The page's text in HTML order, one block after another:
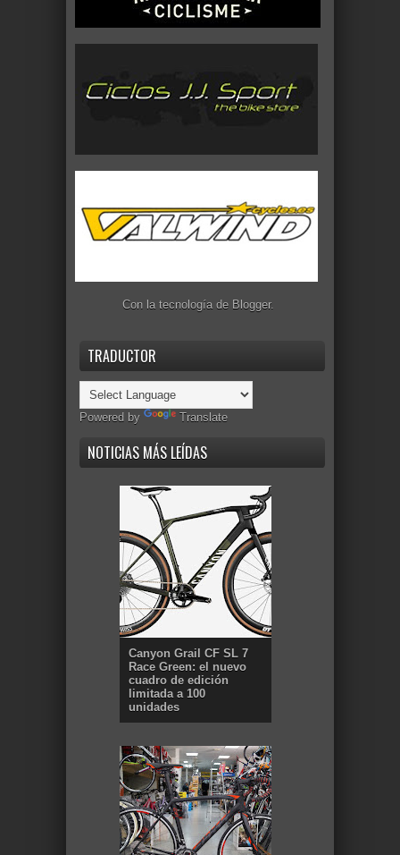
Con la tecnología de Blogger.
TRADUCTOR
Powered by Translate
NOTICIAS MÁS LEÍDAS
Canyon Grail CF SL 7
Race Green: el nuevo
cuadro de edición
limitada a 100
unidades